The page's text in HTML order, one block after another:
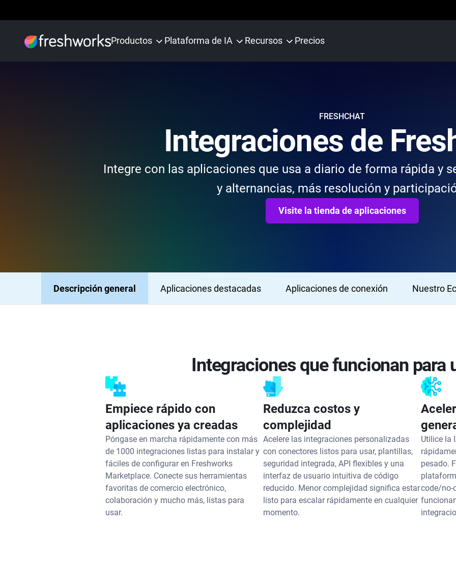
Productos Plataforma de IA Recursos Precios
FRESHCHAT
Integraciones de
Integre con las aplicaciones que usa a diario de forma rápida y
y alternancias, más resolución y
Visite la tienda de aplicaciones
Descripción general Aplicaciones destacadas Aplicaciones de conexión Nuestro
Integraciones que funcionan para
Empiece rápido con
aplicaciones ya creadas
Póngase en marcha rápidamente con más
de 1000 integraciones listas para instalar y
fáciles de configurar en Freshworks
Marketplace. Conecte sus herramientas
favoritas de comercio electrónico,
colaboración y mucho más, listas para
usar.
Reduzca costos y
complejidad
Acelere las integraciones personalizadas
con conectores listos para usar, plantillas,
seguridad integrada, API flexibles y una
interfaz de usuario intuitiva de código
reducido. Menor complejidad significa estar
listo para escalar rápidamente en cualquier
momento.
Utilice la
pesado.
code/no-